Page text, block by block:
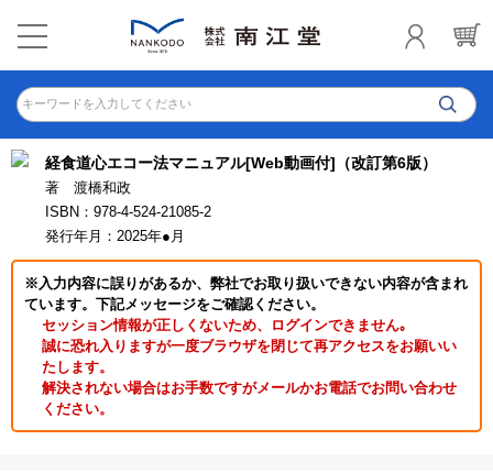
キーワードを入力してください
経食道心エコー法マニュアル[Web動画付]（改訂第6版）
著 渡橋和政
ISBN：978-4-524-21085-2
発行年月：2025年●月
※入力内容に誤りがあるか、弊社でお取り扱いできない内容が含まれ
ています。下記メッセージをご確認ください。
セッション情報が正しくないため、ログインできません｡
誠に恐れ入りますが一度ブラウザを閉じて再アクセスをお願いい
たします。
解決されない場合はお手数ですがメールかお電話でお問い合わせ
ください。